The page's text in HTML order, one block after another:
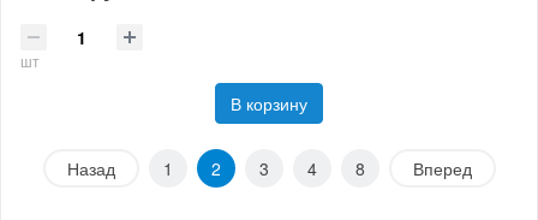
шт
В корзину
Назад 1 2 3 4 8 Вперед